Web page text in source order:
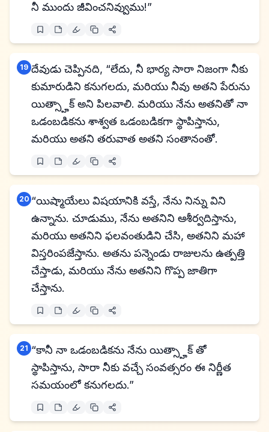
నీ ముందు జీవించనివ్వుము!”
19 దేవుడు చెప్పినది, “లేదు, నీ భార్య సారా నిజంగా నీకు
కుమారుడిని కనుగలదు, మరియు నీవు అతని పేరును
యిత్స్హాక్ అని పిలవాలి. మరియు నేను అతనితో నా
ఒడంబడికను శాశ్వత ఒడంబడికగా స్థాపిస్తాను,
మరియు అతని తరువాత అతని సంతానంతో.
20 “యిష్మాయేలు విషయానికి వస్తే, నేను నిన్ను విని
ఉన్నాను. చూడుము, నేను అతనిని ఆశీర్వదిస్తాను,
మరియు అతనిని ఫలవంతుడిని చేసి, అతనిని మహా
విస్తరింపజేస్తాను. అతను పన్నెండు రాజులను ఉత్పత్తి
చేస్తాడు, మరియు నేను అతనిని గొప్ప జాతిగా
చేస్తాను.
21 “కానీ నా ఒడంబడికను నేను యిత్స్హాక్ తో
స్థాపిస్తాను, సారా నీకు వచ్చే సంవత్సరం ఈ నిర్ణీత
సమయంలో కనుగలదు.”